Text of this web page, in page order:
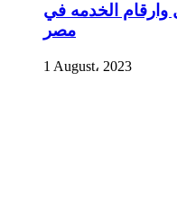
وارقام الخدمه في
مصر
1 August، 2023